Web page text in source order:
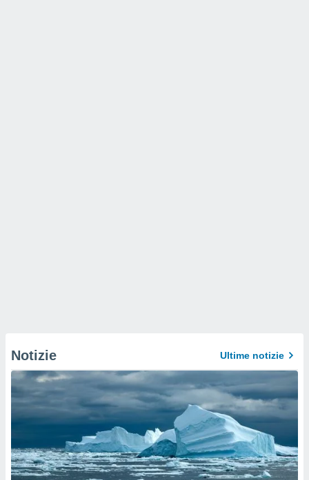
Notizie Ultime notizie